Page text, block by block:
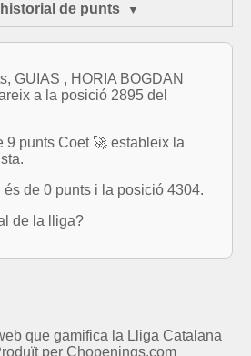
de punts
GUIAS , HORIA BOGDAN
a la posició 2895 del
9 punts Coet 🚀 estableix la
de 0 punts i la posició 4304.
de la lliga?
que gamifica la Lliga Catalana
per Chopenings.com